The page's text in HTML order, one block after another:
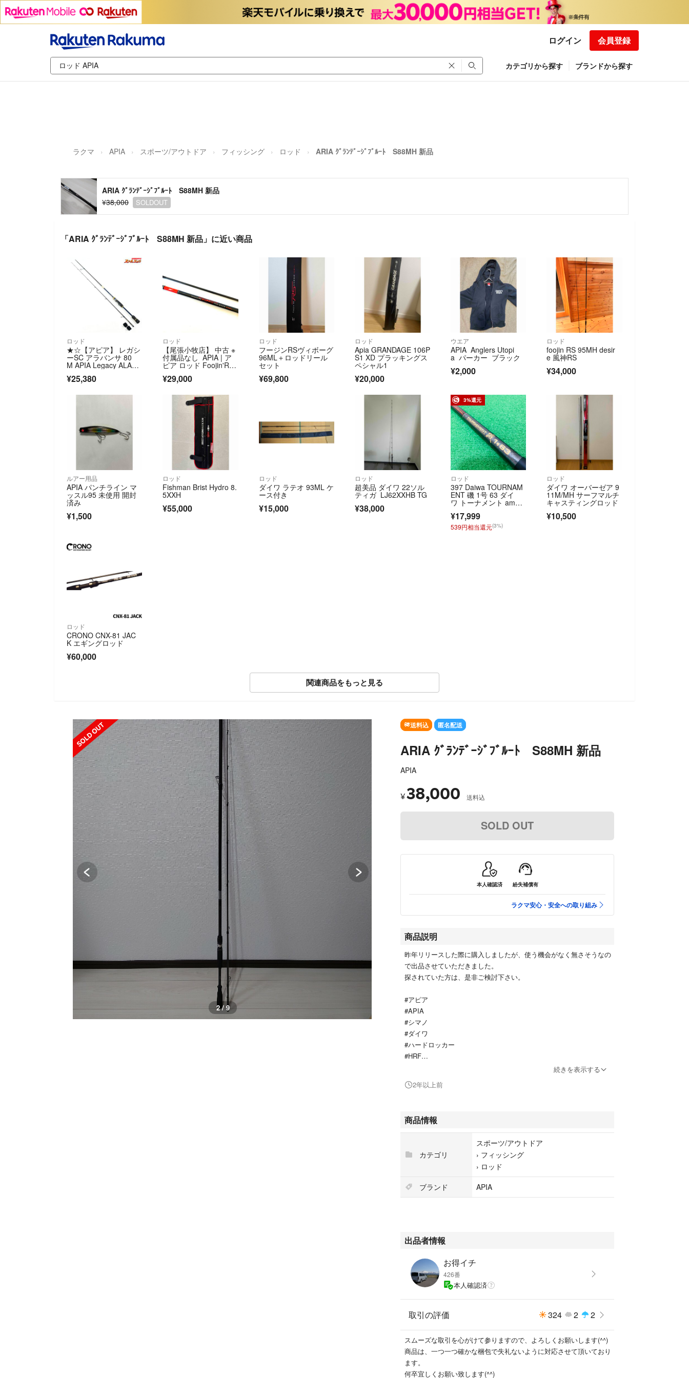
ログイン 会員登録
カテゴリから探す ブランドから探す
ラクマ APIA スポーツ/アウトドア フィッシング ロッド ARIA ｸﾞﾗﾝﾃﾞｰｼﾞﾌﾞﾙｰﾄ S88MH 新品
ARIA ｸﾞﾗﾝﾃﾞｰｼﾞﾌﾞﾙｰﾄ S88MH 新品
¥38,000
SOLDOUT
「ARIA ｸﾞﾗﾝﾃﾞｰｼﾞﾌﾞﾙｰﾄ S88MH 新品」に近い商品
ロッド
★☆【アピア】 レガシ
ーSC アラバンサ 80
M APIA Legacy ALABA
NZA アジ メバル アオ
リイカ K_168★☆v460
¥25,380
ロッド
【尾張小牧店】 中古 ※
付属品なし APIA | ア
ピア ロッド Foojin'R
S SPRINGER 88ML フ
ージンRS スプリンガ
ス 【84】
¥29,000
ロッド
フージンRSヴィボーグ
96ML＋ロッドリール
セット
¥69,800
ロッド
Apia GRANDAGE 106P
S1 XD プラッキングス
ペシャル1
¥20,000
ウエア
APIA Anglers Utopi
a パーカー ブラック
¥2,000
ロッド
foojin RS 95MH desir
e 風神RS
¥34,000
ルアー用品
APIA パンチライン マ
ッスル95 未使用 開封
済み
¥1,500
ロッド
Fishman Brist Hydro 8.
5XXH
¥55,000
ロッド
ダイワ ラテオ 93ML ケ
ース付き
¥15,000
ロッド
超美品 ダイワ 22ソル
ティガ LJ62XXHB TG
¥38,000
3%還元
ロッド
397 Daiwa TOURNAM
ENT 磯 1号 63 ダイ
ワ トーナメント amorp
竿 釣り竿
¥17,999
539円相当還元(3%)
ロッド
ダイワ オーバーゼア 9
11M/MH サーフマルチ
キャスティングロッド
¥10,500
ロッド
CRONO CNX-81 JAC
K エギングロッド
¥60,000
関連商品をもっと見る
SOLD OUT SOLD OUT
2 / 9
送料込 匿名配送
ARIA ｸﾞﾗﾝﾃﾞｰｼﾞﾌﾞﾙｰﾄ S88MH 新品
APIA
¥38,000 送料込
SOLD OUT
本人確認済 紛失補償有
ラクマ安心・安全への取り組み
商品説明
昨年リリースした際に購入しましたが、使う機会がなく無さそうなの
で出品させていただきました。
探されていた方は、是非ご検討下さい。
#アピア
#APIA
#シマノ
#ダイワ
#ハードロッカー
#HRF
#アイナメ
続きを表示する
2年以上前
商品情報
カテゴリ
スポーツ/アウトドア
› フィッシング
› ロッド
ブランド
APIA
出品者情報
お得イチ
426番
本人確認済
取引の評価 324 2 2
スムーズな取引を心がけて参りますので、よろしくお願いします(^^)
商品は、一つ一つ確かな梱包で失礼ないように対応させて頂いており
ます。
何卒宜しくお願い致します(^^)